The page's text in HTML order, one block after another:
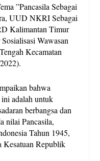
”Pancasila Sebagai
UUD NKRI Sebagai
Kalimantan Timur
Wawasan
Kecamatan
bahwa
ini adalah untuk
berbangsa dan
nilai Pancasila,
Tahun 1945,
Kesatuan Republik